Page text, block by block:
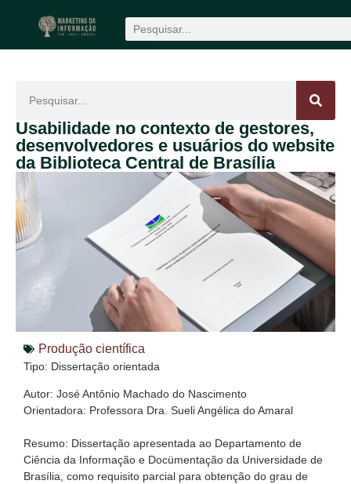
Usabilidade no contexto de gestores,
desenvolvedores e usuários do website
da Biblioteca Central de Brasília
Produção científica
Tipo: Dissertação orientada
Autor: José Antônio Machado do Nascimento
Orientadora: Professora Dra. Sueli Angélica do Amaral
Resumo: Dissertação apresentada ao Departamento de
Ciência da Informação e Docümentação da Universidade de
Brasília, como requisito parcial para obtenção do grau de